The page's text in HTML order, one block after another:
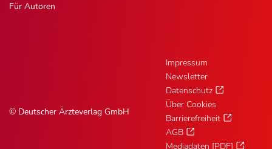
Für Autoren
© Deutscher Ärzteverlag GmbH
Impressum
Newsletter
Datenschutz
Über Cookies
Barrierefreiheit
AGB
Mediadaten [PDF]